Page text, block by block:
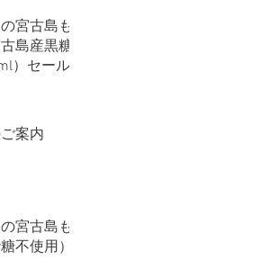
宮古島も
島産黒糖
）セール
案内
宮古島も
不使用）